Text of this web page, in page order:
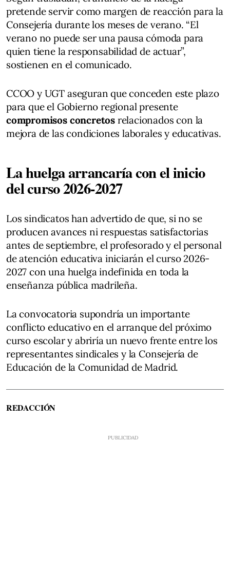
pretende servir como margen de reacción para la
Consejería durante los meses de verano. “El
verano no puede ser una pausa cómoda para
quien tiene la responsabilidad de actuar”,
sostienen en el comunicado.
CCOO y UGT aseguran que conceden este plazo
para que el Gobierno regional presente
compromisos concretos relacionados con la
mejora de las condiciones laborales y educativas.
La huelga arrancaría con el inicio
del curso 2026-2027
Los sindicatos han advertido de que, si no se
producen avances ni respuestas satisfactorias
antes de septiembre, el profesorado y el personal
de atención educativa iniciarán el curso 2026-
2027 con una huelga indefinida en toda la
enseñanza pública madrileña.
La convocatoria supondría un importante
conflicto educativo en el arranque del próximo
curso escolar y abriría un nuevo frente entre los
representantes sindicales y la Consejería de
Educación de la Comunidad de Madrid.
REDACCIÓN